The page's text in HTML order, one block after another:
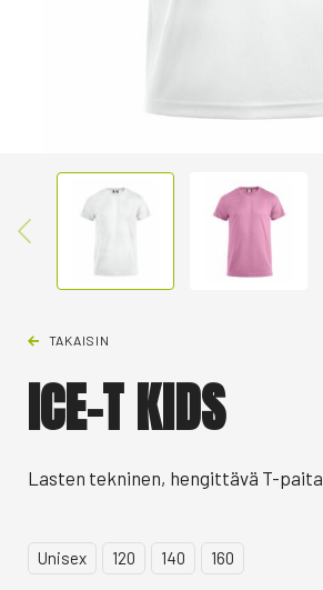
TAKAISIN
ICE-T KIDS
Lasten tekninen, hengittävä T-paita
Unisex 120 140 160